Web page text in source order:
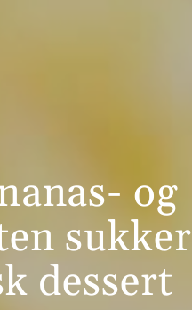
og
sukker
dessert